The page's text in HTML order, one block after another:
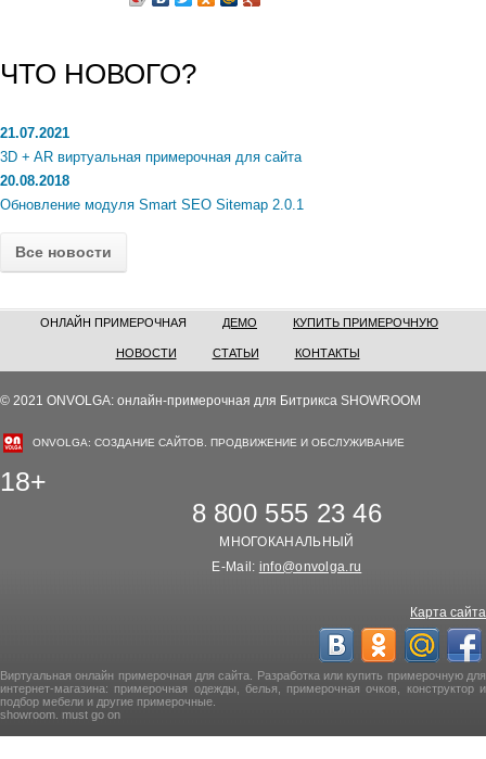
ЧТО НОВОГО?
21.07.2021
3D + AR виртуальная примерочная для сайта
20.08.2018
Обновление модуля Smart SEO Sitemap 2.0.1
Все новости
ОНЛАЙН ПРИМЕРОЧНАЯ ДЕМО КУПИТЬ ПРИМЕРОЧНУЮ
НОВОСТИ СТАТЬИ КОНТАКТЫ
© 2021 ONVOLGA: онлайн-примерочная для Битрикса SHOWROOM
ONVOLGA: СОЗДАНИЕ САЙТОВ. ПРОДВИЖЕНИЕ И ОБСЛУЖИВАНИЕ
18+
8 800 555 23 46
МНОГОКАНАЛЬНЫЙ
E-Mail: info@onvolga.ru
Карта сайта
Виртуальная онлайн примерочная для сайта. Разработка или купить примерочную для
интернет-магазина: примерочная одежды, белья, примерочная очков, конструктор и
подбор мебели и другие примерочные.
showroom. must go on